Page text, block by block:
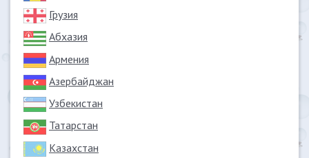
Грузия
Абхазия
Армения
Азербайджан
Узбекистан
Татарстан
Казахстан